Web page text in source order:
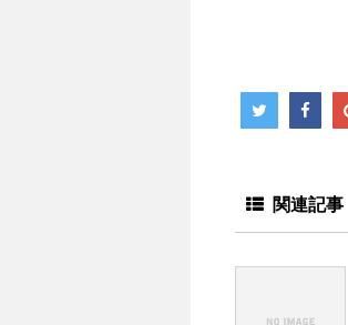
関連記事